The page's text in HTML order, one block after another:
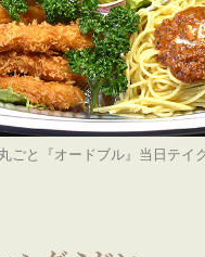
ごと『オードブル』当日テイ